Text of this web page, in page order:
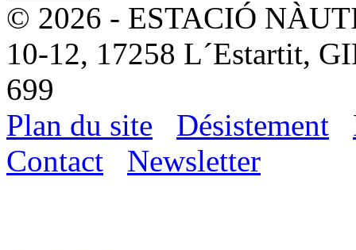
© 2026 - ESTACIÓ
10-12, 17258 L´Estartit,
699
Plan du site
Désistement
Contact
Newsletter